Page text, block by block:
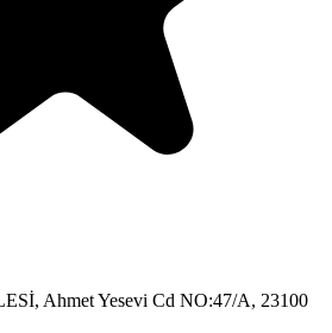
Ahmet Yesevi Cd NO:47/A, 23100